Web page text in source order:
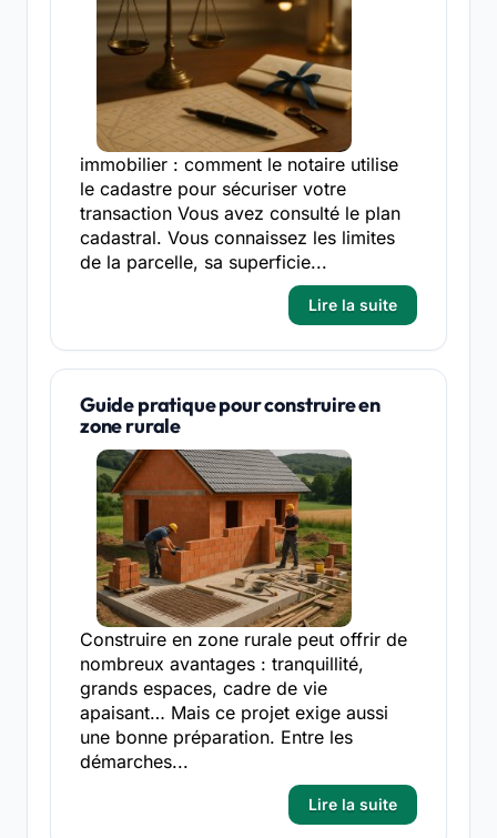
immobilier : comment le notaire utilise
le cadastre pour sécuriser votre
transaction Vous avez consulté le plan
cadastral. Vous connaissez les limites
de la parcelle, sa superficie...
Lire la suite
Guide pratique pour construire en
zone rurale
Construire en zone rurale peut offrir de
nombreux avantages : tranquillité,
grands espaces, cadre de vie
apaisant… Mais ce projet exige aussi
une bonne préparation. Entre les
démarches...
Lire la suite